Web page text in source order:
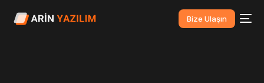
Bize Ulaşın